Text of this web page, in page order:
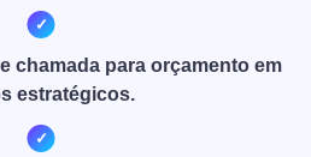
chamada para orçamento em
estratégicos.